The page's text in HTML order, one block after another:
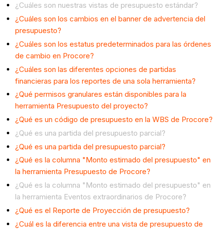
¿Cuáles son nuestras vistas de presupuesto estándar?
¿Cuáles son los cambios en el banner de advertencia del
presupuesto?
¿Cuáles son los estatus predeterminados para las órdenes
de cambio en Procore?
¿Cuáles son las diferentes opciones de partidas
financieras para los reportes de una sola herramienta?
¿Qué permisos granulares están disponibles para la
herramienta Presupuesto del proyecto?
¿Qué es un código de presupuesto en la WBS de Procore?
¿Qué es una partida del presupuesto parcial?
¿Qué es una partida del presupuesto parcial?
¿Qué es la columna "Monto estimado del presupuesto" en
la herramienta Presupuesto de Procore?
¿Qué es la columna "Monto estimado del presupuesto" en
la herramienta Eventos extraordinarios de Procore?
¿Qué es el Reporte de Proyección de presupuesto?
¿Cuál es la diferencia entre una vista de presupuesto de